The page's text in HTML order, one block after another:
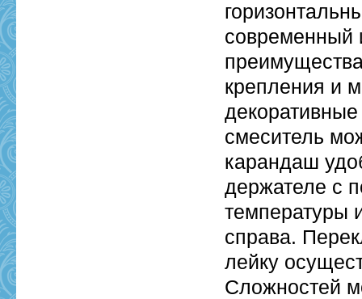
современный
крепления и
смеситель
карандаш
держателе с
температуры
справа.
лейку
Сложностей